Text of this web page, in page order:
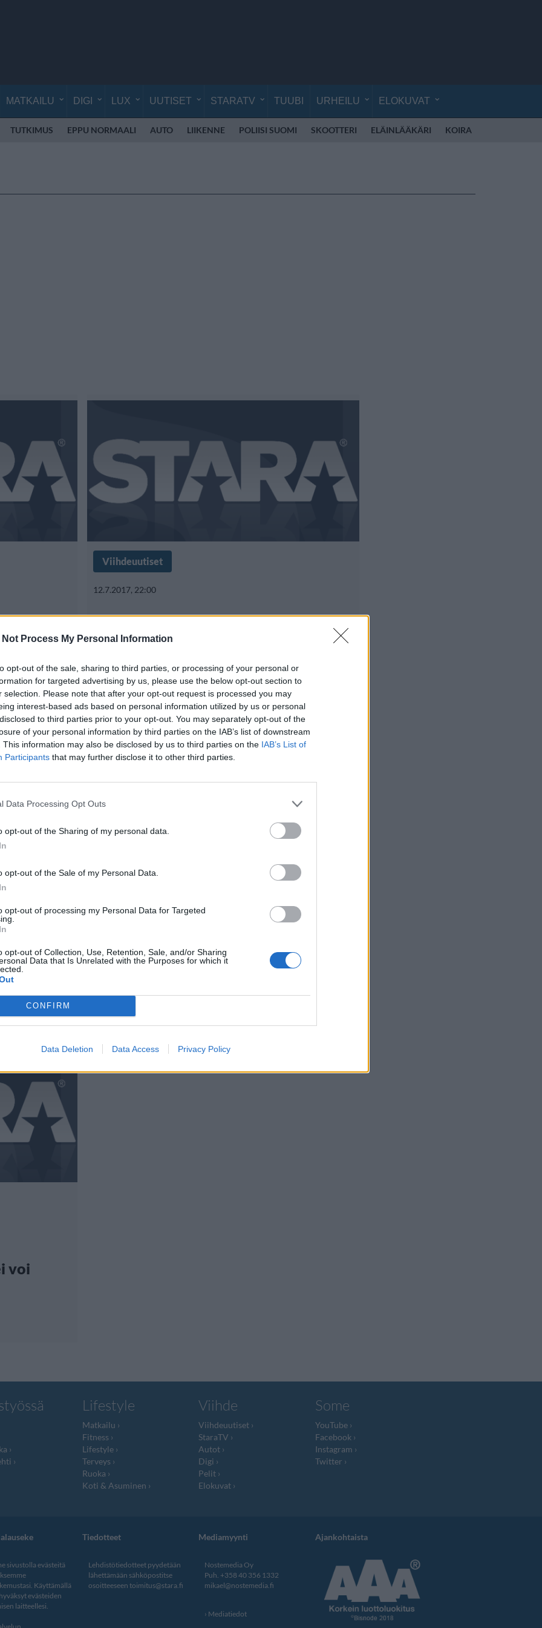
Not Process My Personal Information
opt-out of the sale, sharing to third parties, or processing of your personal or
for targeted advertising by us, please use the below opt-out section to
selection. Please note that after your opt-out request is processed you may
interest-based ads based on personal information utilized by us or personal
to third parties prior to your opt-out. You may separately opt-out of the
of your personal information by third parties on the IAB’s list of downstream
This information may also be disclosed by us to third parties on the IAB’s List of
Participants that may further disclose it to other third parties.
Data Processing Opt Outs
opt-out of the Sharing of my personal data.
opt-out of the Sale of my Personal Data.
opt-out of processing my Personal Data for Targeted
opt-out of Collection, Use, Retention, Sale, and/or Sharing
Data that Is Unrelated with the Purposes for which it
CONFIRM
Data Deletion Data Access Privacy Policy
MATKAILU DIGI LUX UUTISET STARATV TUUBI URHEILU ELOKUVAT
TUTKIMUS EPPU NORMAALI AUTO LIIKENNE POLIISI SUOMI SKOOTTERI ELÄINLÄÄKÄRI KOIRA
Eläimet
Viihdeuutiset
12.7.2017, 22:00
Tikkoja heiteltiin uudella
korkeudesta
Harva pystyisi osumaan tikkatauluun 45 metrin
päästä laudasta, mutta How
toinen
päättyy
voi
Lifestyle
Matkailu
Fitness
Lifestyle
Terveys
Ruoka
Koti & Asuminen
Viihde
Viihdeuutiset
StaraTV
Autot
Digi
Pelit
Elokuvat
Some
YouTube
Facebook
Instagram
Twitter
sivustolla evästeitä
Käyttämällä
evästeiden
laitteellesi.
Tiedotteet
Lehdistötiedotteet pyydetään
lähettämään sähköpostitse
osoitteeseen toimitus@stara.fi
Mediamyynti
Nostemedia Oy
Puh. +358 40 356 1332
mikael@nostemedia.fi
Mediatiedot
Ajankohtaista